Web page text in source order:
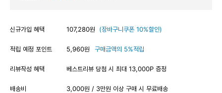
신규가입 혜택 107,280원 (장바구니쿠폰 10%할인)
적립 예정 포인트 5,960원 구매금액의 5%적립
리뷰작성 혜택 베스트리뷰 당첨 시 최대 13,000P 증정
배송비 3,000원 / 3만원 이상 구매 시 무료배송